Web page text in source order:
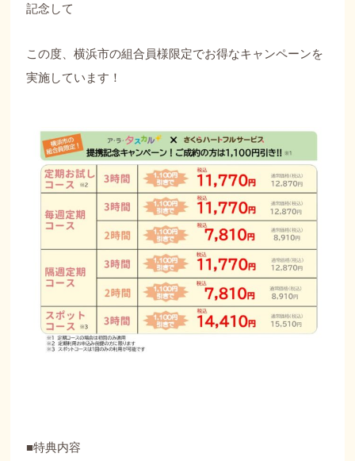
記念して
この度、横浜市の組合員様限定でお得なキャンペーンを
実施しています！
■特典内容